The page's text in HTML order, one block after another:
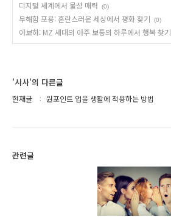
디지털 세계에서 물성 매력 (0)
무해함 포용: 혼란스러운 세상에서 평화 찾기 (0)
아보하: MZ 세대의 아주 보통의 하루에서 행복 찾기
'시사'의 다른글
현재글 원포인트 업을 생활에 적용하는 방법
관련글